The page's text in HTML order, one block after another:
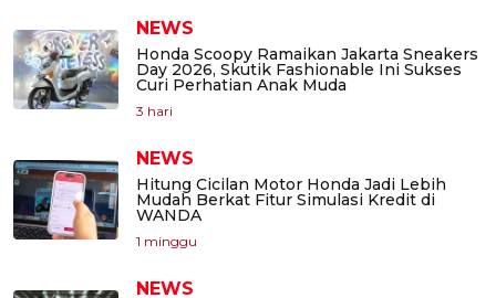
NEWS
Honda Scoopy Ramaikan Jakarta Sneakers
Day 2026, Skutik Fashionable Ini Sukses
Curi Perhatian Anak Muda
3 hari
NEWS
Hitung Cicilan Motor Honda Jadi Lebih
Mudah Berkat Fitur Simulasi Kredit di
WANDA
1 minggu
NEWS